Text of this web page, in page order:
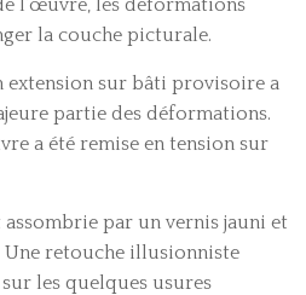
la couche picturale.
extension sur bâti provisoire a
partie des déformations.
a été remise en tension sur
par un vernis jauni et
Une retouche illusionniste
les quelques usures